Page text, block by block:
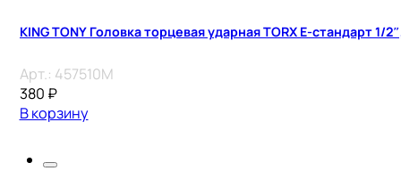
KING TONY Головка торцевая ударная TORX Е-стандарт 1/
Арт.: 457510M
380 ₽
В корзину